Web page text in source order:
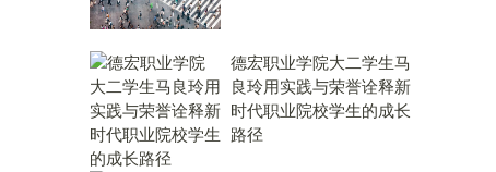
德宏职业学院大二学生马
良玲用实践与荣誉诠释新
时代职业院校学生的成长
路径